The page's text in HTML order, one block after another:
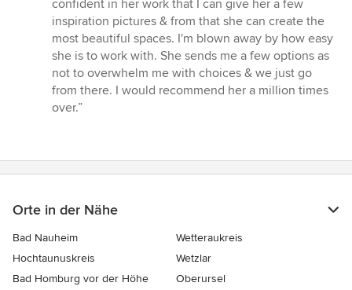
confident in her work that I can give her a few
inspiration pictures & from that she can create the
most beautiful spaces. I'm blown away by how easy
she is to work with. She sends me a few options as
not to overwhelm me with choices & we just go
from there. I would recommend her a million times
over.”
Orte in der Nähe
Bad Nauheim
Wetteraukreis
Hochtaunuskreis
Wetzlar
Bad Homburg vor der Höhe
Oberursel